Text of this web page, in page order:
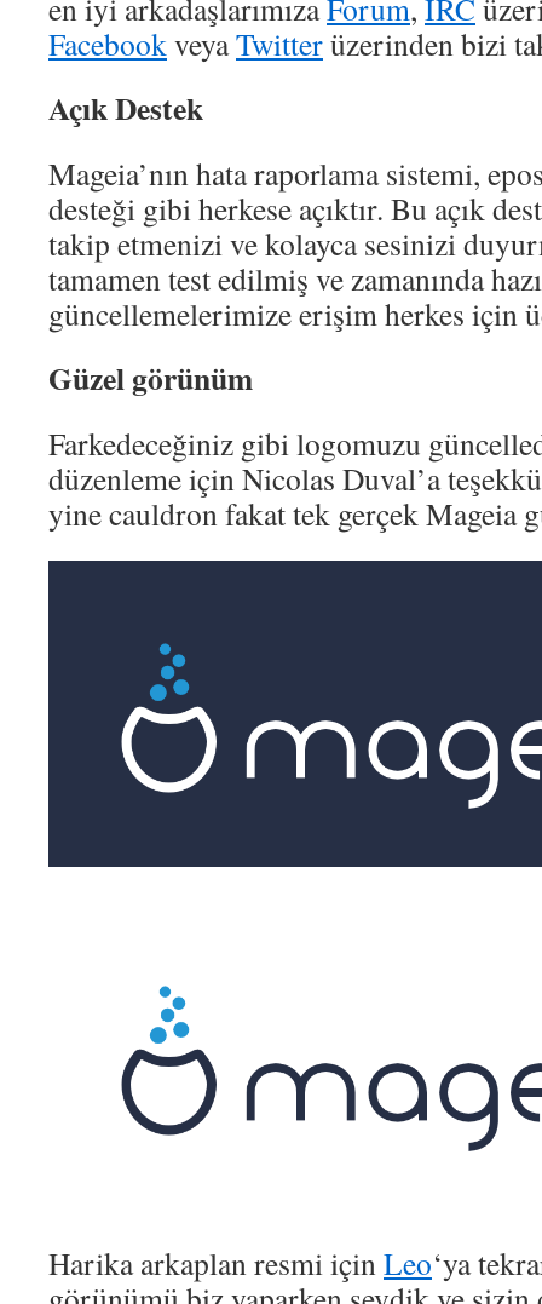
en iyi arkadaşlarımızaForum, IRC
FacebookveyaTwitterüzerinden bizi
Açık Destek
Mageia’nın hata raporlama sistemi,
desteği gibi herkese açıktır. Bu açık
takip etmenizi ve kolayca sesinizi
tamamen test edilmiş ve zamanında
güncellemelerimize erişim herkes için
Güzel görünüm
Farkedeceğiniz gibi logomuzu
düzenleme için Nicolas Duval’a
yine cauldron fakat tek gerçek
Harika arkaplan resmi içinLeo‘ya